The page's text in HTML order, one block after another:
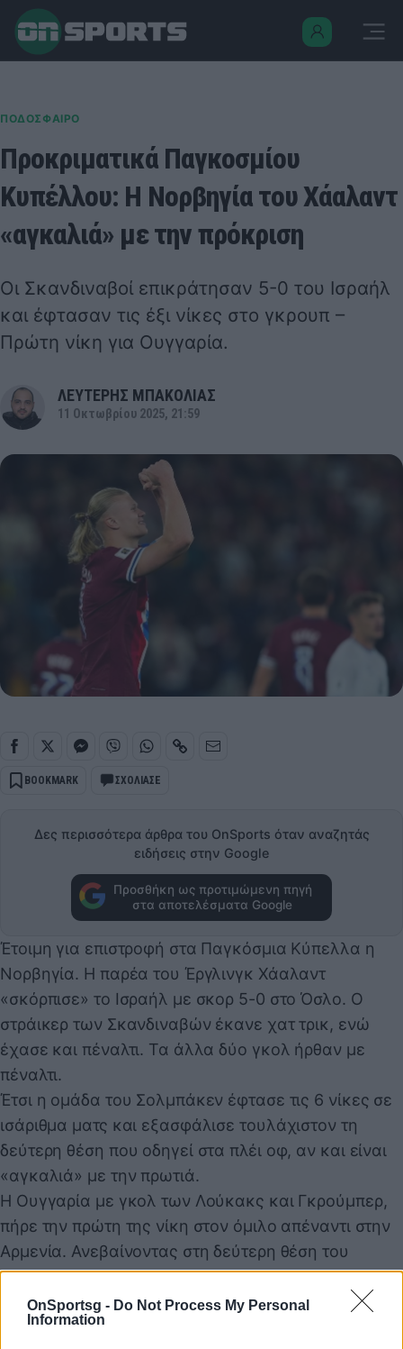
OnSportsg - Do Not Process My Personal
Information
ΠΟΔΟΣΦΑΙΡΟ
Προκριματικά Παγκοσμίου
Κυπέλλου: Η Νορβηγία του Χάαλαντ
«αγκαλιά» με την πρόκριση
Οι Σκανδιναβοί επικράτησαν 5-0 του Ισραήλ
και έφτασαν τις έξι νίκες στο γκρουπ –
Πρώτη νίκη για Ουγγαρία.
ΛΕΥΤΕΡΗΣ ΜΠΑΚΟΛΙΑΣ
11 Οκτωβρίου 2025, 21:59
BOOKMARK ΣΧΟΛΙΑΣΕ
Δες περισσότερα άρθρα του OnSports όταν αναζητάς
ειδήσεις στην Google
Προσθήκη ως προτιμώμενη πηγή
στα αποτελέσματα Google
Έτοιμη για επιστροφή στα Παγκόσμια Κύπελλα η
Νορβηγία. Η παρέα του Έργλινγκ Χάαλαντ
«σκόρπισε» το Ισραήλ με σκορ 5-0 στο Όσλο. Ο
στράικερ των Σκανδιναβών έκανε χατ τρικ, ενώ
έχασε και πέναλτι. Τα άλλα δύο γκολ ήρθαν με
πέναλτι.
Έτσι η ομάδα του Σολμπάκεν έφτασε τις 6 νίκες σε
ισάριθμα ματς και εξασφάλισε τουλάχιστον τη
δεύτερη θέση που οδηγεί στα πλέι οφ, αν και είναι
«αγκαλιά» με την πρωτιά.
Η Ουγγαρία με γκολ των Λούκακς και Γκρούμπερ,
πήρε την πρώτη της νίκη στον όμιλο απέναντι στην
Αρμενία. Ανεβαίνοντας στη δεύτερη θέση του
γκρουπ.
Στη Λετονία υπήρξε έκπληξη, με το τελικό 2-2
απέναντι στην Ανδόρα. Οι φιλοξενούμενοι πήραν